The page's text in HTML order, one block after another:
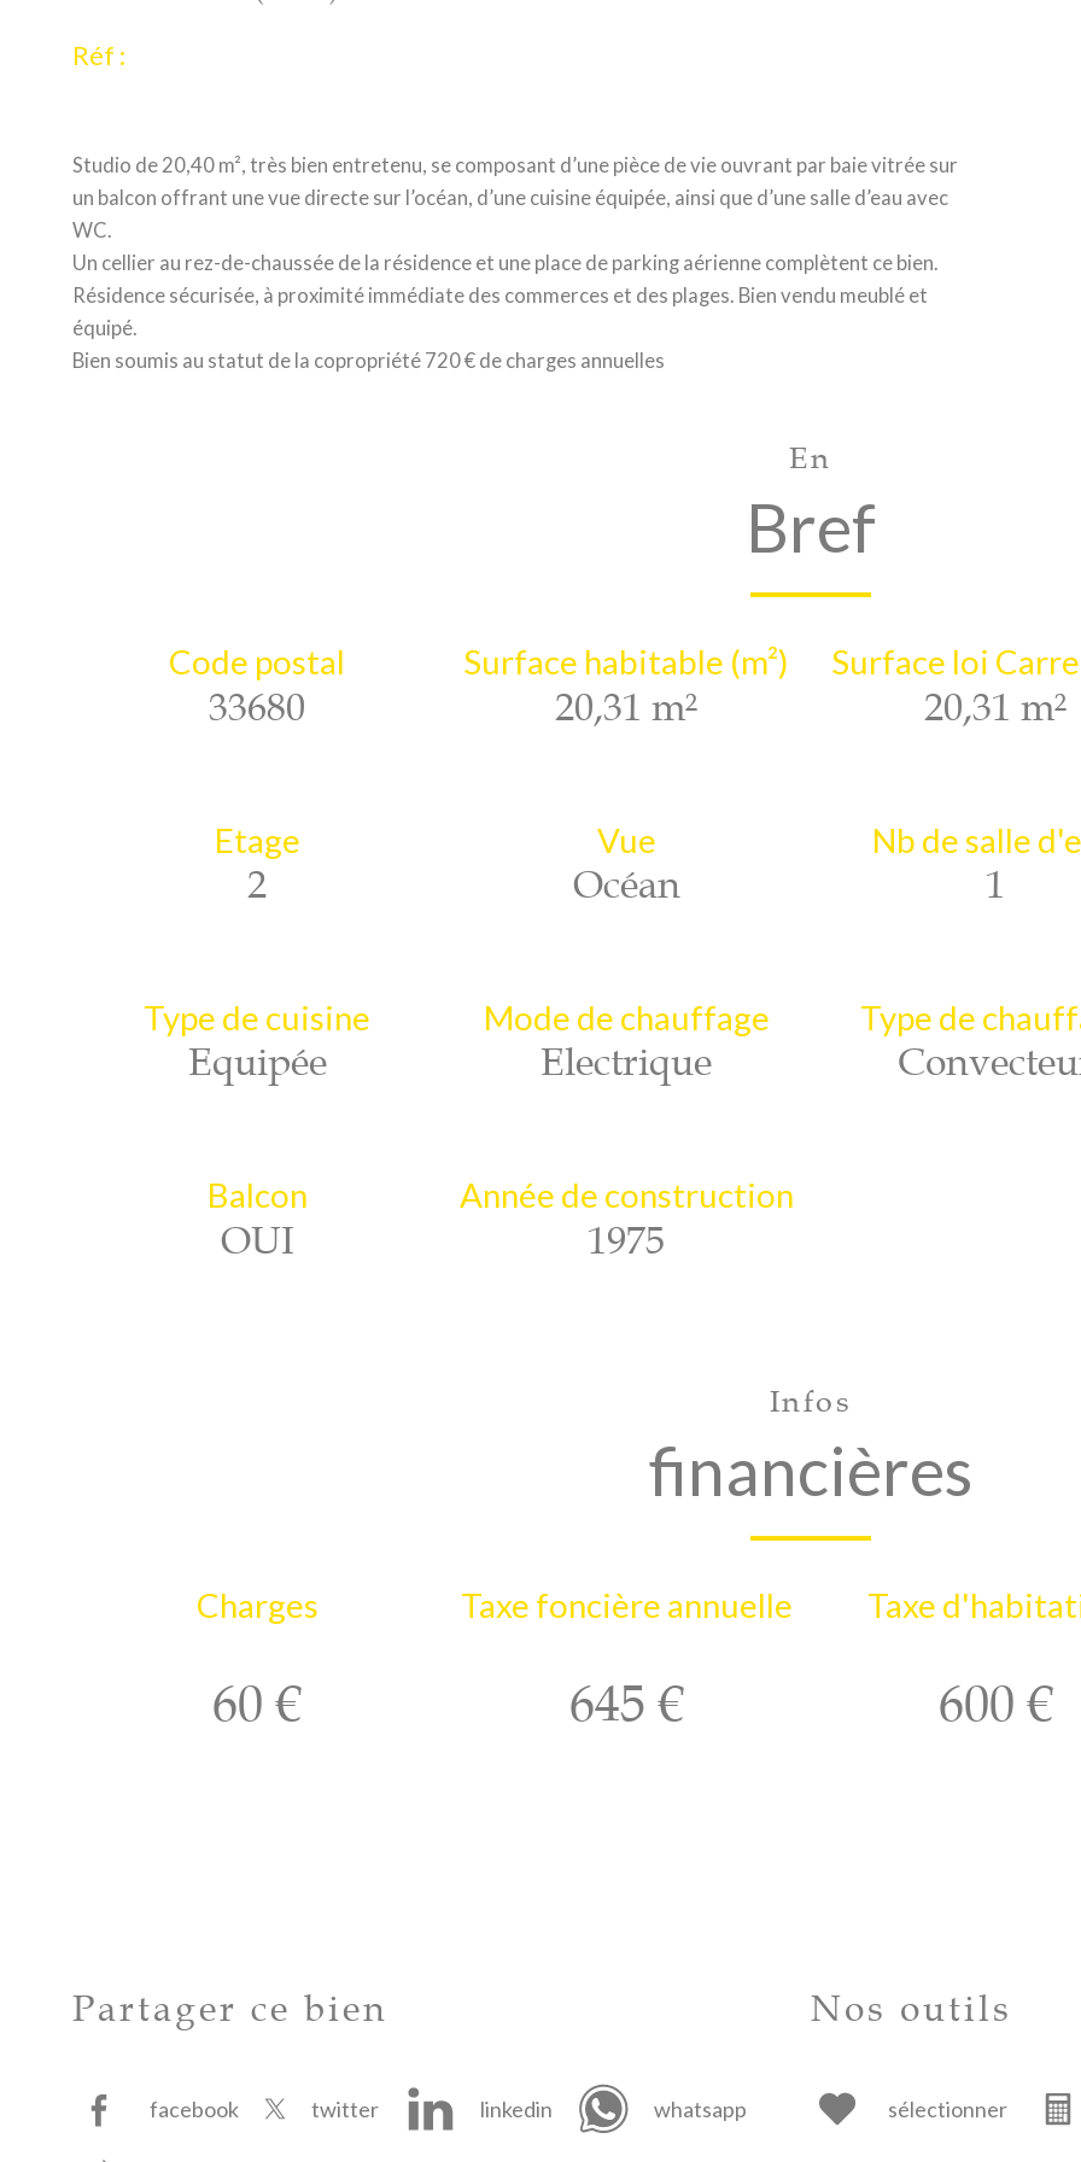
Réf :
Studio de 20,40 m², très bien entretenu, se composant d’une pièce de vie ouvrant par baie vitrée sur
un balcon offrant une vue directe sur l’océan, d’une cuisine équipée, ainsi que d’une salle d’eau avec
WC.
Un cellier au rez-de-chaussée de la résidence et une place de parking aérienne complètent ce bien.
Résidence sécurisée, à proximité immédiate des commerces et des plages. Bien vendu meublé et
équipé.
Bien soumis au statut de la copropriété 720 € de charges annuelles
En
Bref
Code postal
33680
Surface habitable (m²)
20,31 m²
Surface loi
20,31 m²
Etage
2
Vue
Océan
Nb de salle
1
Type de cuisine
Equipée
Mode de chauffage
Electrique
Type de
Balcon
OUI
Année de construction
1975
Infos
financières
Charges
60 €
Taxe foncière annuelle
645 €
Taxe
600 €
Partager ce bien
facebook twitter linkedin whatsapp
Nos outils
sélectionner